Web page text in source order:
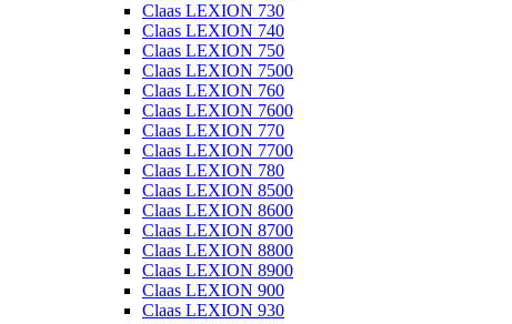
Claas LEXION 730
Claas LEXION 740
Claas LEXION 750
Claas LEXION 7500
Claas LEXION 760
Claas LEXION 7600
Claas LEXION 770
Claas LEXION 7700
Claas LEXION 780
Claas LEXION 8500
Claas LEXION 8600
Claas LEXION 8700
Claas LEXION 8800
Claas LEXION 8900
Claas LEXION 900
Claas LEXION 930